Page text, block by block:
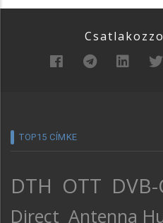
TOP15 CÍMKE
DTH OTT DVB-
Direct Antenna